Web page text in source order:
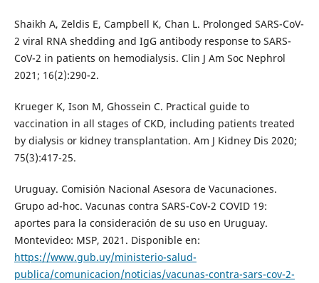
Shaikh A, Zeldis E, Campbell K, Chan L. Prolonged SARS-CoV-
2 viral RNA shedding and IgG antibody response to SARS-
CoV-2 in patients on hemodialysis. Clin J Am Soc Nephrol
2021; 16(2):290-2.
Krueger K, Ison M, Ghossein C. Practical guide to
vaccination in all stages of CKD, including patients treated
by dialysis or kidney transplantation. Am J Kidney Dis 2020;
75(3):417-25.
Uruguay. Comisión Nacional Asesora de Vacunaciones.
Grupo ad-hoc. Vacunas contra SARS-CoV-2 COVID 19:
aportes para la consideración de su uso en Uruguay.
Montevideo: MSP, 2021. Disponible en:
https://www.gub.uy/ministerio-salud-
publica/comunicacion/noticias/vacunas-contra-sars-cov-2-